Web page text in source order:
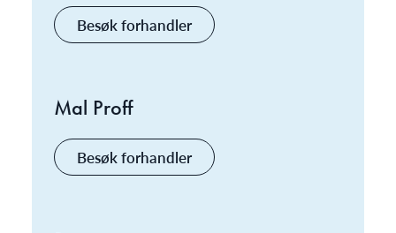
Besøk forhandler
Mal Proff
Besøk forhandler